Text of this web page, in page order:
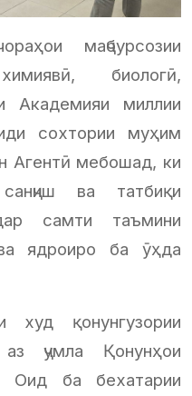
маҷбурсозии
биологӣ,
Академияи миллии
сохтории муҳим
Агентӣ мебошад, ки
ва татбиқи
самти таъмини
ядроиро ба ӯҳда
қонунгузории
аз ҷумла Қонунҳои
Оид ба бехатарии